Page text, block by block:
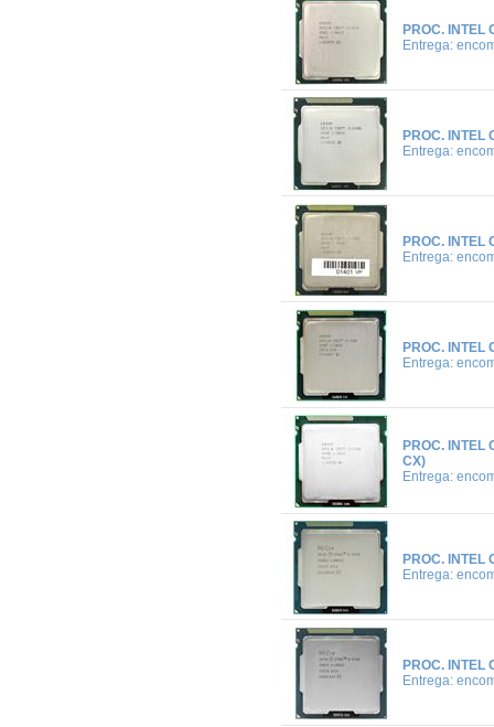
PROC. INTEL
Entrega:
PROC. INTEL
Entrega:
PROC. INTEL
Entrega:
PROC. INTEL
Entrega:
PROC. INTEL
CX)
Entrega:
PROC. INTEL
Entrega:
PROC. INTEL
Entrega: